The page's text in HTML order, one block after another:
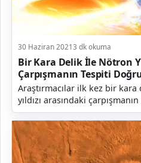
30 Haziran 20213 dk okuma
Bir Kara Delik İle Nötron
Çarpışmanın Tespiti
Araştırmacılar ilk kez bir
yıldızı arasındaki
Bu tür ilk çarpışmayı